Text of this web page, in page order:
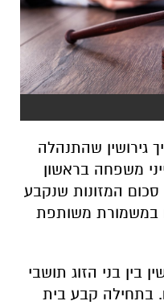
גירושין שהתנהלה
משפחה בראשון
המזונות שנקבע
במשמורת משותפת
בין בני הזוג תושבי
בתחילה קבע בית